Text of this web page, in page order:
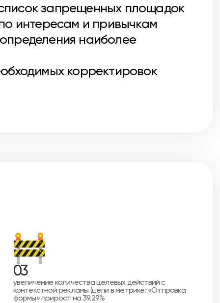
запрещенных площадок
интересам и привычкам
наиболее
корректировок
03
увеличение количества целевых действий с
контекстной рекламы (цели в метрике: «Отправка
формы» прирост на 39.29%